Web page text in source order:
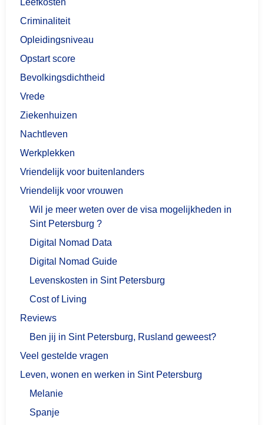
Criminaliteit
Opleidingsniveau
Opstart score
Bevolkingsdichtheid
Vrede
Ziekenhuizen
Nachtleven
Werkplekken
Vriendelijk voor buitenlanders
Vriendelijk voor vrouwen
Wil je meer weten over de visa mogelijkheden in
Sint Petersburg ?
Digital Nomad Data
Digital Nomad Guide
Levenskosten in Sint Petersburg
Cost of Living
Reviews
Ben jij in Sint Petersburg, Rusland geweest?
Veel gestelde vragen
Leven, wonen en werken in Sint Petersburg
Melanie
Spanje